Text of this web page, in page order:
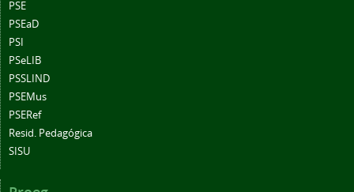
PSE
PSEaD
PSI
PSeLIB
PSSLIND
PSEMus
PSERef
Resid. Pedagógica
SISU